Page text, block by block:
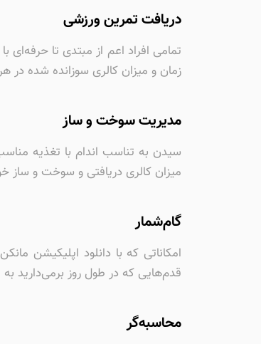
دریافت تمرین ورزشی
تمامی افراد اعم از مبتدی تا
زمان و میزان کالری سوزانده شده در
مدیریت سوخت و ساز
سیدن به تناسب اندام با تغذیه
میزان کالری دریافتی و سوخت و ساز
گام‌شمار
امکاناتی که با دانلود اپلیکیشن
قدم‌هایی که در طول روز برمی‌دارید
محاسبه‌گر